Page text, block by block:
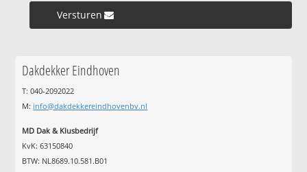
Versturen »
Dakdekker Eindhoven
T: 040-2092022
M: info@dakdekkereindhovenbv.nl
MD Dak & Klusbedrijf
KvK: 63150840
BTW: NL8689.10.581.B01